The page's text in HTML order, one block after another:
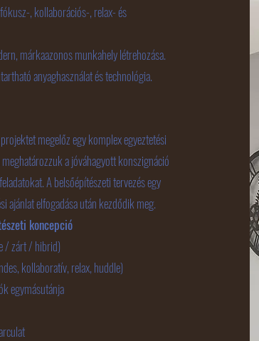
, kollaborációs-, relax- és
márkaazonos munkahely létrehozása.
anyaghasználat és technológia.
megelőz egy komplex egyeztetési
a jóváhagyott konszignáció
A belsőépítészeti tervezés egy
ajánlat elfogadása után kezdődik meg.
koncepció
/ zárt / hibrid)
kollaboratív, relax, huddle)
egymásutánja